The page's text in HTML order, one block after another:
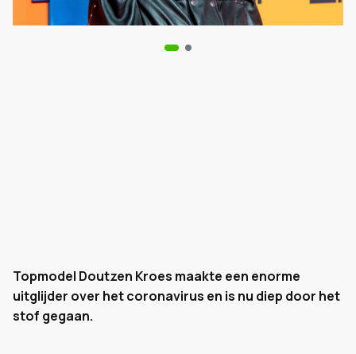
Topmodel Doutzen Kroes maakte een enorme
uitglijder over het coronavirus en is nu diep door het
stof gegaan.